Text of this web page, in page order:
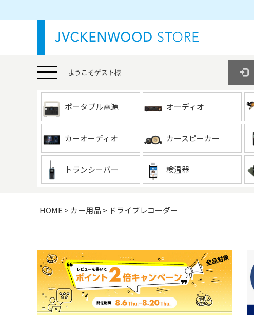
ようこそゲスト様
ポータブル電源 オーディオ
カーオーディオ カースピーカー
トランシーバー 検温器
HOME カー用品 ドライブレコーダー